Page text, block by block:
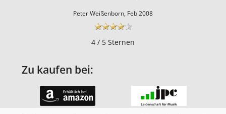
Peter Weißenborn, Feb 2008
4 / 5 Sternen
Zu kaufen bei: